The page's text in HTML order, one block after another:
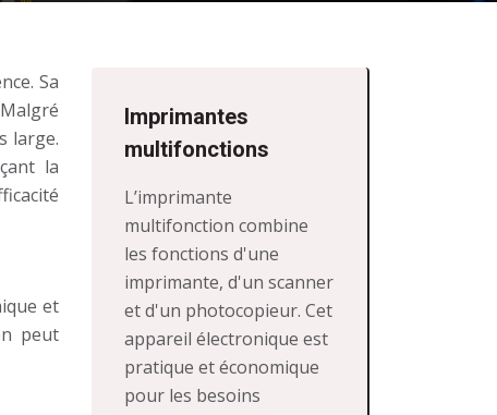
Sa
large.
la
et
peut
Imprimantes
multifonctions
L’imprimante
multifonction combine
les fonctions d'une
imprimante, d'un scanner
et d'un photocopieur. Cet
appareil électronique est
pratique et économique
pour les besoins